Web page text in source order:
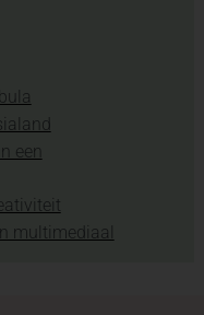
een
multimediaal